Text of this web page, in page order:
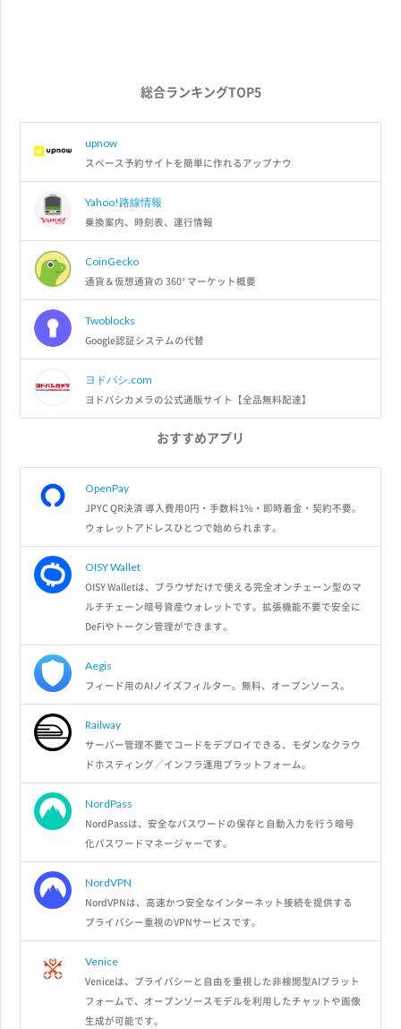
総合ランキングTOP5
upnow
スペース予約サイトを簡単に作れるアップナウ
Yahoo!路線情報
乗換案内、時刻表、運行情報
CoinGecko
通貨＆仮想通貨の 360° マーケット概要
Twoblocks
Google認証システムの代替
ヨドバシ.com
ヨドバシカメラの公式通販サイト【全品無料配達】
おすすめアプリ
OpenPay
JPYC QR決済 導入費用0円・手数料1%・即時着金・契約不要。
ウォレットアドレスひとつで始められます。
OISY Wallet
OISY Walletは、ブラウザだけで使える完全オンチェーン型のマ
ルチチェーン暗号資産ウォレットです。拡張機能不要で安全に
DeFiやトークン管理ができます。
Aegis
フィード用のAIノイズフィルター。無料、オープンソース。
Railway
サーバー管理不要でコードをデプロイできる、モダンなクラウ
ドホスティング／インフラ運用プラットフォーム。
NordPass
NordPassは、安全なパスワードの保存と自動入力を行う暗号
化パスワードマネージャーです。
NordVPN
NordVPNは、高速かつ安全なインターネット接続を提供する
プライバシー重視のVPNサービスです。
Venice
Veniceは、プライバシーと自由を重視した非検閲型AIプラット
フォームで、オープンソースモデルを利用したチャットや画像
生成が可能です。